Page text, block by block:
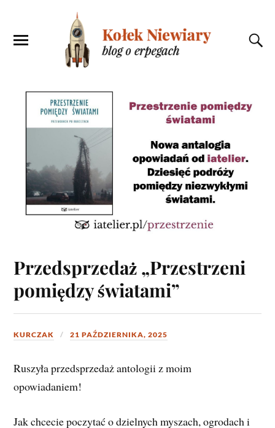
Przedsprzedaż „Przestrzeni
pomiędzy światami”
KURCZAK 21 PAŹDZIERNIKA, 2025
Ruszyła przedsprzedaż antologii z moim
opowiadaniem!
Jak chcecie poczytać o dzielnych myszach, ogrodach i